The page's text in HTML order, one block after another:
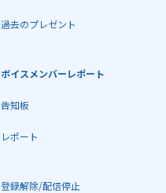
過去のプレゼント
ボイスメンバーレポート
告知板
レポート
登録解除/配信停止